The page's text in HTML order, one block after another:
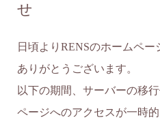
せ
日頃よりRENSのホームペ
ありがとうございます。
以下の期間、サーバーの移
ページへのアクセスが一時